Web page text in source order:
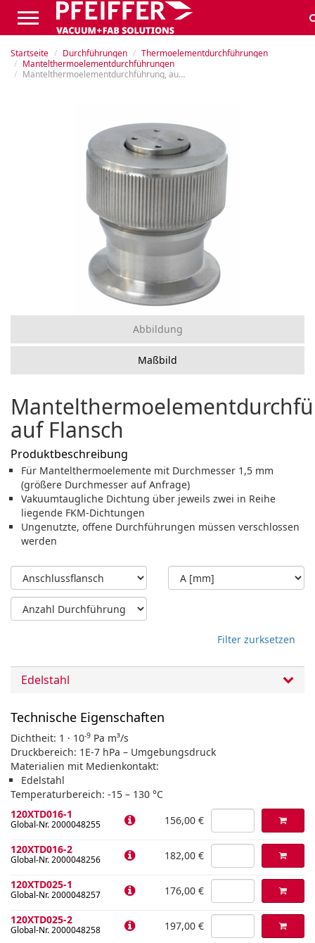
Startseite Durchführungen
Thermoelementdurchführungen
Mantelthermoelementdurchführungen
Mantelthermoelementdurchführung, auf Flansch
Abbildung
Maßbild
auf Flansch
Produktbeschreibung
Für Mantelthermoelemente mit Durchmesser 1,5 mm
(größere Durchmesser auf Anfrage)
Vakuumtaugliche Dichtung über jeweils zwei in Reihe
liegende FKM-Dichtungen
Ungenutzte, offene Durchführungen müssen verschlossen
werden
Filter zurksetzen
Edelstahl
Technische Eigenschaften
Dichtheit: 1 · 10-9 Pa m³/s
Druckbereich: 1E-7 hPa – Umgebungsdruck
Materialien mit Medienkontakt:
Edelstahl
Temperaturbereich: -15 – 130 °C
120XTD016-1
Global-Nr. 2000048255 156,00 €
120XTD016-2
Global-Nr. 2000048256 182,00 €
120XTD025-1
Global-Nr. 2000048257 176,00 €
120XTD025-2
Global-Nr. 2000048258 197,00 €